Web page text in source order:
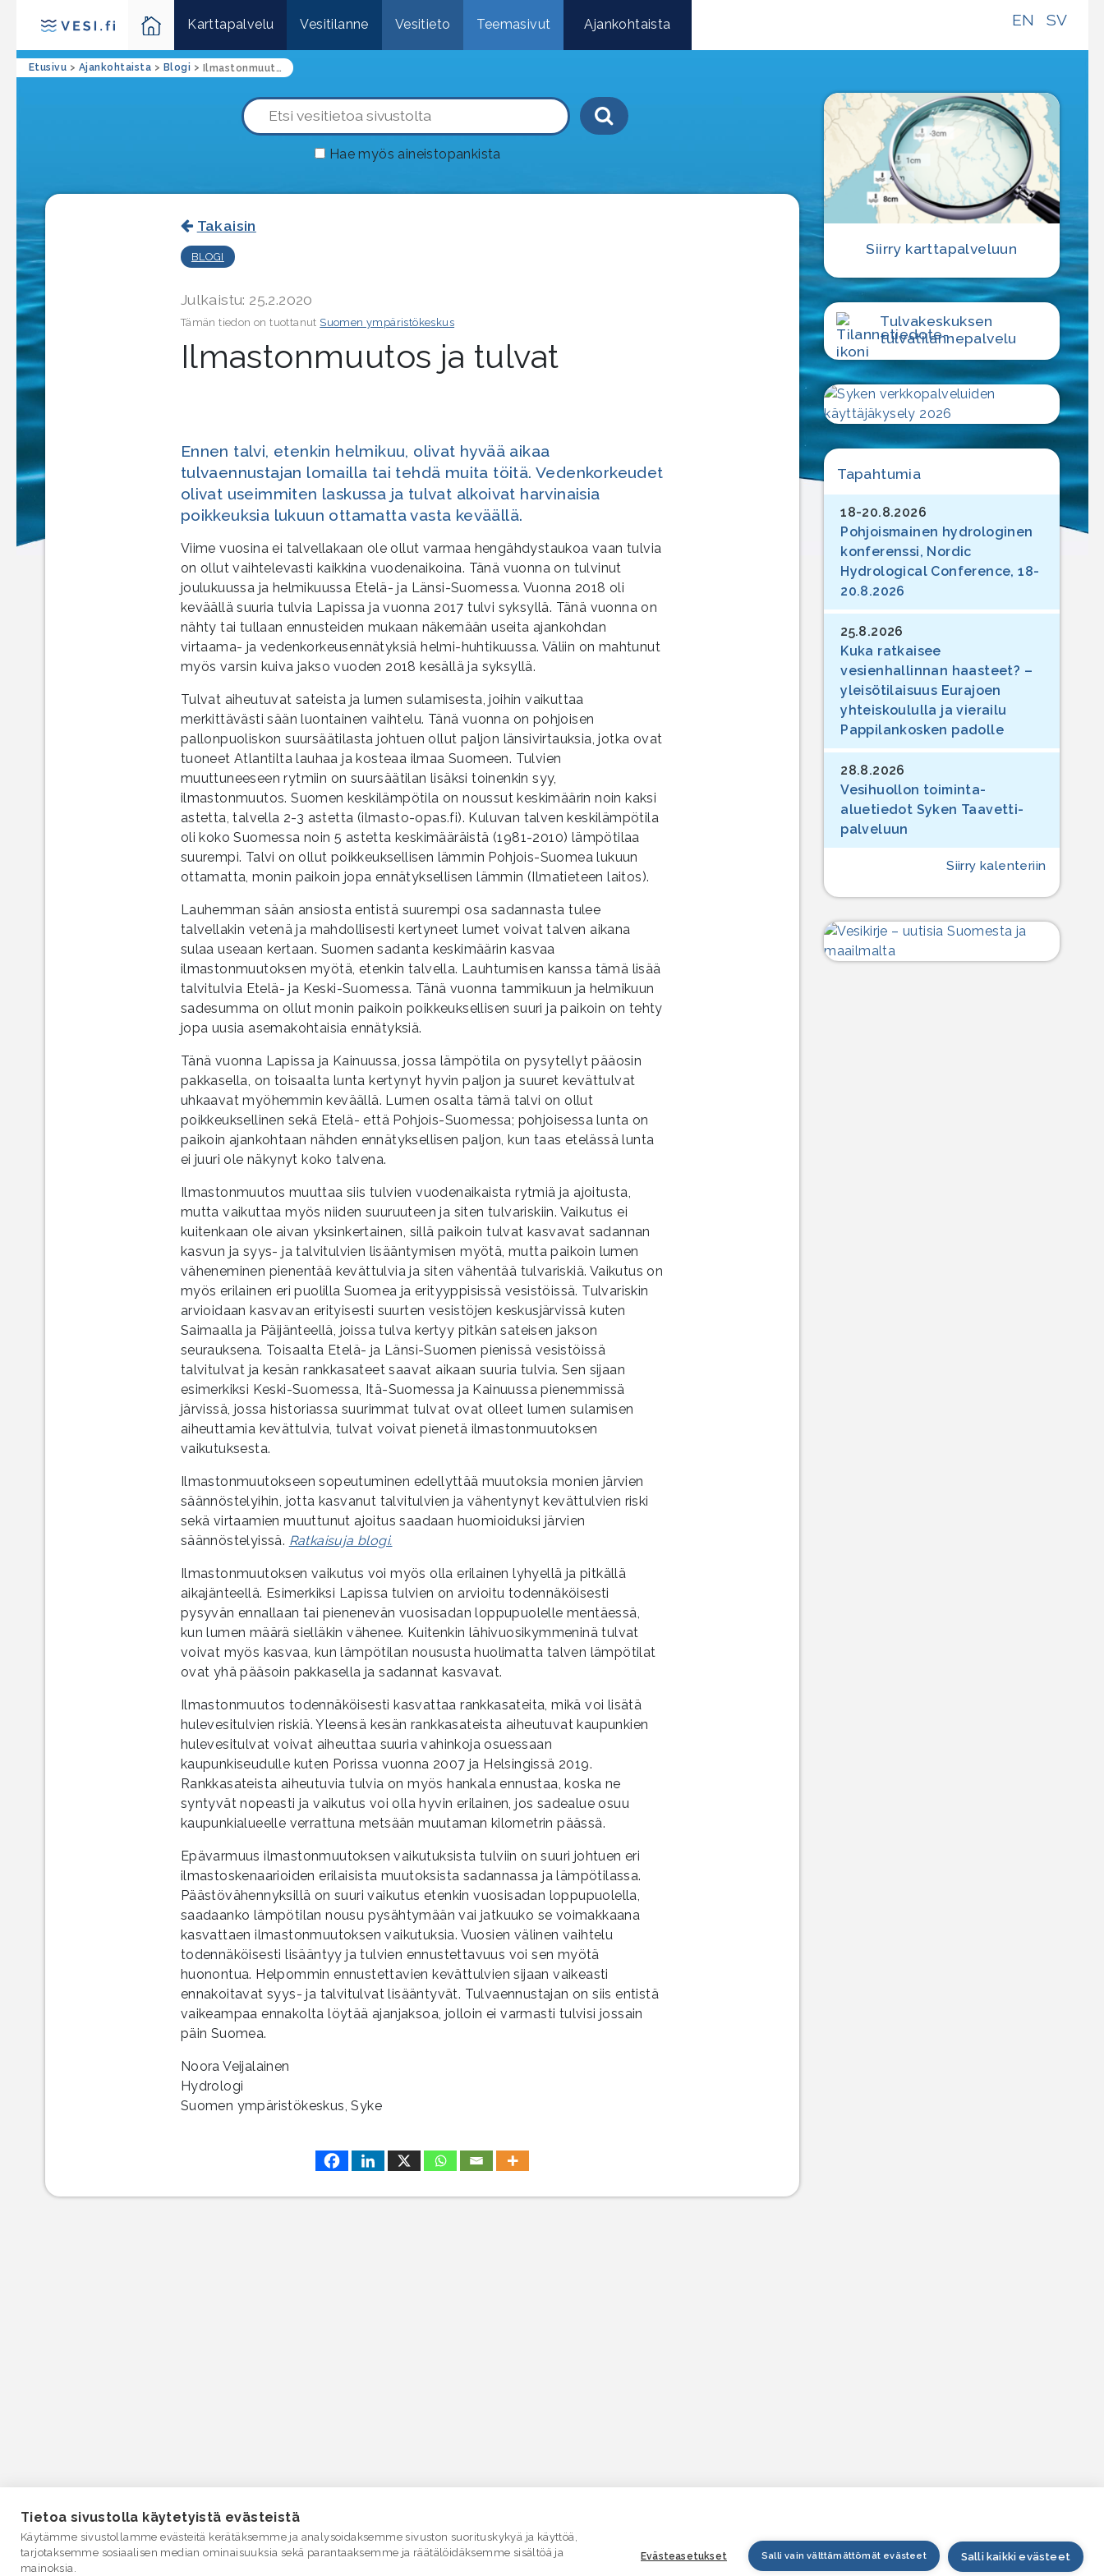
SV
EN
Karttapalvelu Vesitilanne Vesitieto Teemasivut Ajankohtaista
Etusivu > Ajankohtaista > Blogi > Ilmastonmuutos ja tulvat
Haku-painike
Hae myös aineistopankista
Takaisin
BLOGI
Julkaistu: 25.2.2020
Tämän tiedon on tuottanut Suomen ympäristökeskus
Ilmastonmuutos ja tulvat
Ennen talvi, etenkin helmikuu, olivat hyvää aikaa
tulvaennustajan lomailla tai tehdä muita töitä. Vedenkorkeudet
olivat useimmiten laskussa ja tulvat alkoivat harvinaisia
poikkeuksia lukuun ottamatta vasta keväällä.
Viime vuosina ei talvellakaan ole ollut varmaa hengähdystaukoa vaan tulvia
on ollut vaihtelevasti kaikkina vuodenaikoina. Tänä vuonna on tulvinut
joulukuussa ja helmikuussa Etelä- ja Länsi-Suomessa. Vuonna 2018 oli
keväällä suuria tulvia Lapissa ja vuonna 2017 tulvi syksyllä. Tänä vuonna on
nähty tai tullaan ennusteiden mukaan näkemään useita ajankohdan
virtaama- ja vedenkorkeusennätyksiä helmi-huhtikuussa. Väliin on mahtunut
myös varsin kuiva jakso vuoden 2018 kesällä ja syksyllä.
Tulvat aiheutuvat sateista ja lumen sulamisesta, joihin vaikuttaa
merkittävästi sään luontainen vaihtelu. Tänä vuonna on pohjoisen
pallonpuoliskon suursäätilasta johtuen ollut paljon länsivirtauksia, jotka ovat
tuoneet Atlantilta lauhaa ja kosteaa ilmaa Suomeen. Tulvien
muuttuneeseen rytmiin on suursäätilan lisäksi toinenkin syy,
ilmastonmuutos. Suomen keskilämpötila on noussut keskimäärin noin kaksi
astetta, talvella 2-3 astetta (ilmasto-opas.fi). Kuluvan talven keskilämpötila
oli koko Suomessa noin 5 astetta keskimääräistä (1981-2010) lämpötilaa
suurempi. Talvi on ollut poikkeuksellisen lämmin Pohjois-Suomea lukuun
ottamatta, monin paikoin jopa ennätyksellisen lämmin (Ilmatieteen laitos).
Lauhemman sään ansiosta entistä suurempi osa sadannasta tulee
talvellakin vetenä ja mahdollisesti kertyneet lumet voivat talven aikana
sulaa useaan kertaan. Suomen sadanta keskimäärin kasvaa
ilmastonmuutoksen myötä, etenkin talvella. Lauhtumisen kanssa tämä lisää
talvitulvia Etelä- ja Keski-Suomessa. Tänä vuonna tammikuun ja helmikuun
sadesumma on ollut monin paikoin poikkeuksellisen suuri ja paikoin on tehty
jopa uusia asemakohtaisia ennätyksiä.
Tänä vuonna Lapissa ja Kainuussa, jossa lämpötila on pysytellyt pääosin
pakkasella, on toisaalta lunta kertynyt hyvin paljon ja suuret kevättulvat
uhkaavat myöhemmin keväällä. Lumen osalta tämä talvi on ollut
poikkeuksellinen sekä Etelä- että Pohjois-Suomessa; pohjoisessa lunta on
paikoin ajankohtaan nähden ennätyksellisen paljon, kun taas etelässä lunta
ei juuri ole näkynyt koko talvena.
Ilmastonmuutos muuttaa siis tulvien vuodenaikaista rytmiä ja ajoitusta,
mutta vaikuttaa myös niiden suuruuteen ja siten tulvariskiin. Vaikutus ei
kuitenkaan ole aivan yksinkertainen, sillä paikoin tulvat kasvavat sadannan
kasvun ja syys- ja talvitulvien lisääntymisen myötä, mutta paikoin lumen
väheneminen pienentää kevättulvia ja siten vähentää tulvariskiä. Vaikutus on
myös erilainen eri puolilla Suomea ja erityyppisissä vesistöissä. Tulvariskin
arvioidaan kasvavan erityisesti suurten vesistöjen keskusjärvissä kuten
Saimaalla ja Päijänteellä, joissa tulva kertyy pitkän sateisen jakson
seurauksena. Toisaalta Etelä- ja Länsi-Suomen pienissä vesistöissä
talvitulvat ja kesän rankkasateet saavat aikaan suuria tulvia. Sen sijaan
esimerkiksi Keski-Suomessa, Itä-Suomessa ja Kainuussa pienemmissä
järvissä, jossa historiassa suurimmat tulvat ovat olleet lumen sulamisen
aiheuttamia kevättulvia, tulvat voivat pienetä ilmastonmuutoksen
vaikutuksesta.
Ilmastonmuutokseen sopeutuminen edellyttää muutoksia monien järvien
säännöstelyihin, jotta kasvanut talvitulvien ja vähentynyt kevättulvien riski
sekä virtaamien muuttunut ajoitus saadaan huomioiduksi järvien
säännöstelyissä. Ratkaisuja blogi.
Ilmastonmuutoksen vaikutus voi myös olla erilainen lyhyellä ja pitkällä
aikajänteellä. Esimerkiksi Lapissa tulvien on arvioitu todennäköisesti
pysyvän ennallaan tai pienenevän vuosisadan loppupuolelle mentäessä,
kun lumen määrä sielläkin vähenee. Kuitenkin lähivuosikymmeninä tulvat
voivat myös kasvaa, kun lämpötilan noususta huolimatta talven lämpötilat
ovat yhä pääsoin pakkasella ja sadannat kasvavat.
Ilmastonmuutos todennäköisesti kasvattaa rankkasateita, mikä voi lisätä
hulevesitulvien riskiä. Yleensä kesän rankkasateista aiheutuvat kaupunkien
hulevesitulvat voivat aiheuttaa suuria vahinkoja osuessaan
kaupunkiseudulle kuten Porissa vuonna 2007 ja Helsingissä 2019.
Rankkasateista aiheutuvia tulvia on myös hankala ennustaa, koska ne
syntyvät nopeasti ja vaikutus voi olla hyvin erilainen, jos sadealue osuu
kaupunkialueelle verrattuna metsään muutaman kilometrin päässä.
Epävarmuus ilmastonmuutoksen vaikutuksista tulviin on suuri johtuen eri
ilmastoskenaarioiden erilaisista muutoksista sadannassa ja lämpötilassa.
Päästövähennyksillä on suuri vaikutus etenkin vuosisadan loppupuolella,
saadaanko lämpötilan nousu pysähtymään vai jatkuuko se voimakkaana
kasvattaen ilmastonmuutoksen vaikutuksia. Vuosien välinen vaihtelu
todennäköisesti lisääntyy ja tulvien ennustettavuus voi sen myötä
huonontua. Helpommin ennustettavien kevättulvien sijaan vaikeasti
ennakoitavat syys- ja talvitulvat lisääntyvät. Tulvaennustajan on siis entistä
vaikeampaa ennakolta löytää ajanjaksoa, jolloin ei varmasti tulvisi jossain
päin Suomea.
Noora Veijalainen
Hydrologi
Suomen ympäristökeskus, Syke
Siirry karttapalveluun
Tulvakeskuksen
tulvatilanne­palvelu
Tapahtumia
18-20.8.2026
Pohjoismainen hydrologinen
konferenssi, Nordic
Hydrological Conference, 18-
20.8.2026
25.8.2026
Kuka ratkaisee
vesienhallinnan haasteet? –
yleisötilaisuus Eurajoen
yhteiskoululla ja vierailu
Pappilankosken padolle
28.8.2026
Vesihuollon toiminta-
aluetiedot Syken Taavetti-
palveluun
Siirry kalenteriin
Tietoa sivustolla käytetyistä evästeistä
Käytämme sivustollamme evästeitä kerätäksemme ja analysoidaksemme sivuston suorituskykyä ja käyttöä,
tarjotaksemme sosiaalisen median ominaisuuksia sekä parantaaksemme ja räätälöidäksemme sisältöä ja
mainoksia.
Evästeasetukset Salli vain välttämättömät evästeet Salli kaikki evästeet